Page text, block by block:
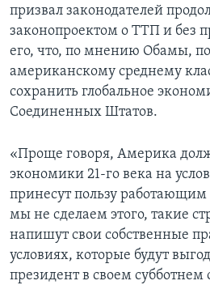
призвал законодателей
законопроектом о ТТП и без
его, что, по мнению Обамы,
американскому среднему
сохранить глобальное
Соединенных Штатов.
«Проще говоря, Америка
экономики 21-го века на
принесут пользу
мы не сделаем этого, такие
напишут свои собственные
условиях, которые будут
президент в своем